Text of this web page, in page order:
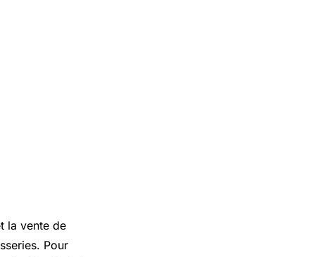
la vente de
Pour